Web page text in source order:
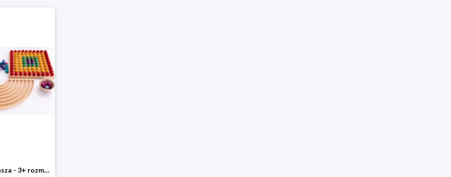
SUNNYSUE Plansza - 3+ rozmiar: onesize